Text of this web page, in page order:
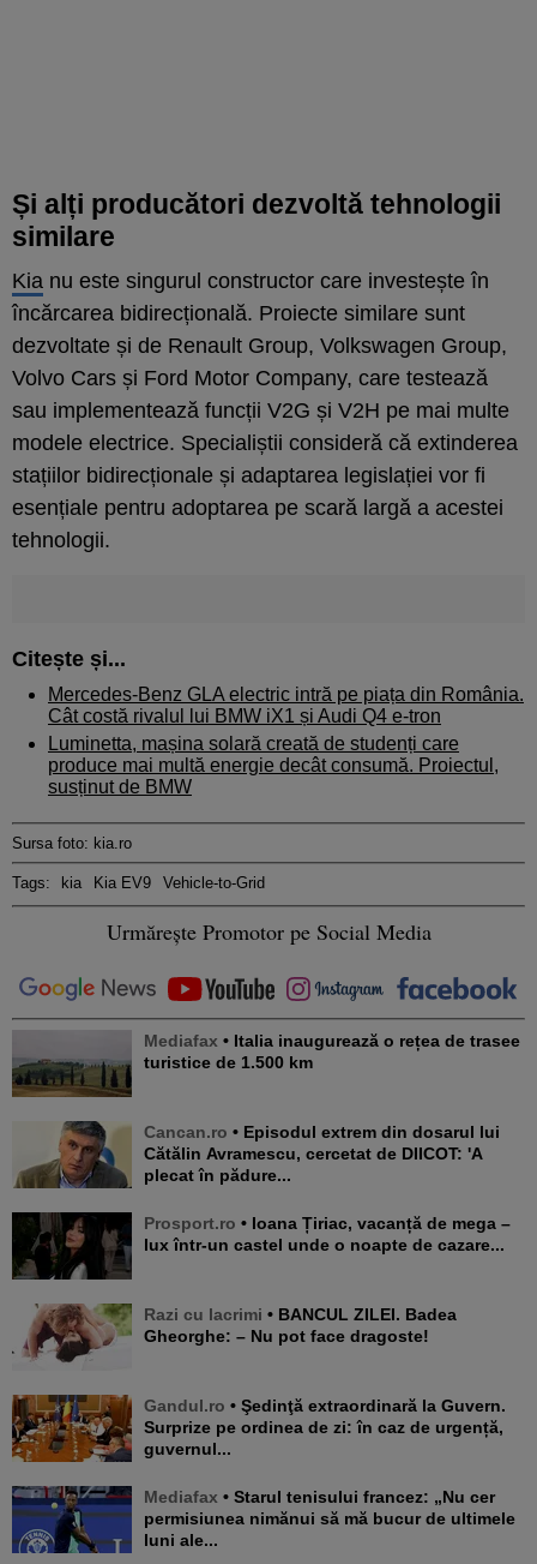
Și alți producători dezvoltă tehnologii
similare
Kia nu este singurul constructor care investește în
încărcarea bidirecțională. Proiecte similare sunt
dezvoltate și de Renault Group, Volkswagen Group,
Volvo Cars și Ford Motor Company, care testează
sau implementează funcții V2G și V2H pe mai multe
modele electrice. Specialiștii consideră că extinderea
stațiilor bidirecționale și adaptarea legislației vor fi
esențiale pentru adoptarea pe scară largă a acestei
tehnologii.
Citește și...
Mercedes-Benz GLA electric intră pe piața din România.
Cât costă rivalul lui BMW iX1 și Audi Q4 e-tron
Luminetta, mașina solară creată de studenți care
produce mai multă energie decât consumă. Proiectul,
susținut de BMW
Sursa foto: kia.ro
Tags: kia Kia EV9 Vehicle-to-Grid
Urmărește Promotor pe Social Media
Mediafax • Italia inaugurează o rețea de trasee
turistice de 1.500 km
Cancan.ro • Episodul extrem din dosarul lui
Cătălin Avramescu, cercetat de DIICOT: 'A
plecat în pădure...
Prosport.ro • Ioana Țiriac, vacanță de mega –
lux într-un castel unde o noapte de cazare...
Razi cu lacrimi • BANCUL ZILEI. Badea
Gheorghe: – Nu pot face dragoste!
Gandul.ro • Şedinţă extraordinară la Guvern.
Surprize pe ordinea de zi: în caz de urgență,
guvernul...
Mediafax • Starul tenisului francez: „Nu cer
permisiunea nimănui să mă bucur de ultimele
luni ale...